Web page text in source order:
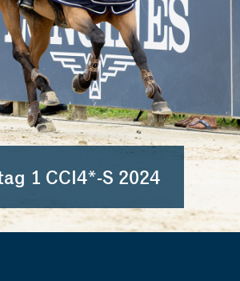
1 CCI4*-S 2024